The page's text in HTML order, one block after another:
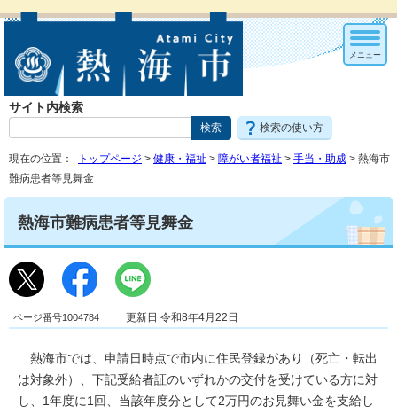
サイト内検索
検索の使い方
メニュー
現在の位置： トップページ > 健康・福祉 > 障がい者福祉 > 手当・助成 > 熱海市
難病患者等見舞金
熱海市難病患者等見舞金
ページ番号1004784 更新日 令和8年4月22日
熱海市では、申請日時点で市内に住民登録があり（死亡・転出
は対象外）、下記受給者証のいずれかの交付を受けている方に対
し、1年度に1回、当該年度分として2万円のお見舞い金を支給し